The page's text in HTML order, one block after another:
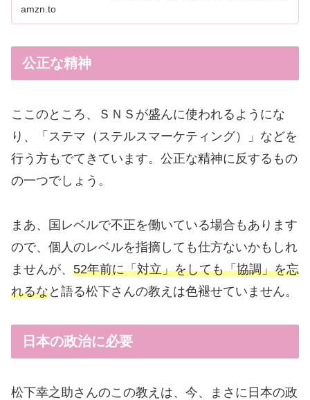
amzn.to
公正な精神
ここのところ、ＳＮＳが盛んに使われるようにな
り、「ステマ（ステルスマーケティング）」などを
行う方もでてきています。公正な精神に反するもの
の一つでしょう。
まあ、国レベルで不正を働いている場合もあります
ので、個人のレベルを指摘しても仕方ないかもしれ
ませんが、 52年前に「対立」をしても「協調」を忘
れるなと語る松下さんの教えは色褪せていません。
日本の政治に必要
松下幸之助さんのこの教えは、今、まさに日本の政